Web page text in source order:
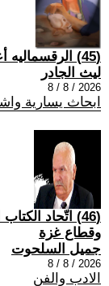
(45) الرقسماليه أعلى مراحل الأمبرياليه... ج١١
ليث الجادر
2026 / 8 / 8
ابحاث يسارية
(46) اتّحاد
وقطاع غزة
جميل السلحوت
2026 / 8 / 8
الادب والفن